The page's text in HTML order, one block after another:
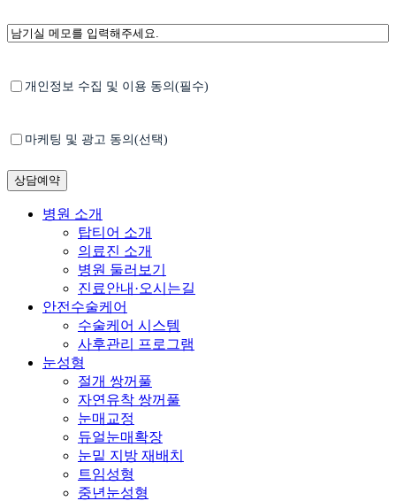
목
남
모
개
보
침
* 개인정보 수집 및 이용 동의(필수)
마
팅
광
마케팅 및 광고 동의(선택)
Close
병원 소개
탑티어 소개
의료진 소개
병원 둘러보기
진료안내·오시는길
안전수술케어
수술케어 시스템
사후관리 프로그램
눈성형
절개 쌍꺼풀
자연유착 쌍꺼풀
눈매교정
듀얼눈매확장
눈밑 지방 재배치
트임성형
중년눈성형